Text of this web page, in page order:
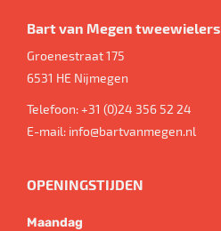
Bart van Megen tweewielers
Groenestraat 175
6531 HE Nijmegen
Telefoon:+31 (0)24 356 52 24
E-mail: info@bartvanmegen.nl
OPENINGSTIJDEN
Maandag